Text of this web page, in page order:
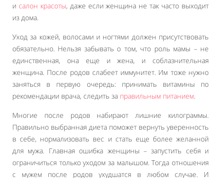
и салон красоты, даже если женщина не так часто выходит
из дома.
Уход за кожей, волосами и ногтями должен присутствовать
обязательно. Нельзя забывать о том, что роль мамы – не
единственная, она еще и жена, и соблазнительная
женщина. После родов слабеет иммунитет. Им тоже нужно
заняться в первую очередь: принимать витамины по
рекомендации врача, следить за правильным питанием
Многие после родов набирают лишние килограммы.
Правильно выбранная диета поможет вернуть уверенность
в себе, нормализовать вес и стать еще более желанной
для мужа. Главная ошибка женщины – запустить себя и
ограничиться только уходом за малышом. Тогда отношения
с мужем после родов ухудшатся в любом случае. И